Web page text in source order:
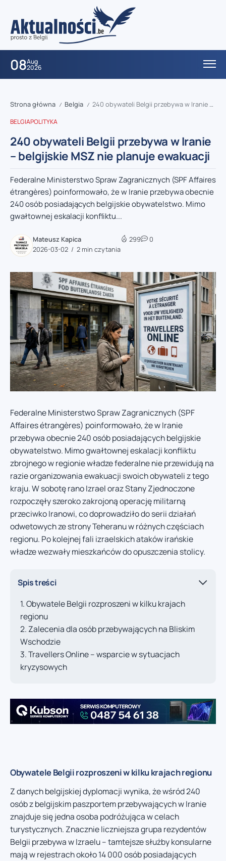
08Aug
2026
Strona główna / Belgia / 240 obywateli Belgii przebywa w Iranie – belgijskie MSZ nie planuje ewakuacji
BELGIAPOLITYKA
240 obywateli Belgii przebywa w Iranie
– belgijskie MSZ nie planuje ewakuacji
Federalne Ministerstwo Spraw Zagranicznych (SPF Affaires
étrangères) poinformowało, że w Iranie przebywa obecnie
240 osób posiadających belgijskie obywatelstwo. Mimo
gwałtownej eskalacji konfliktu...
Mateusz Kapica
2026-03-02
2 min czytania
299 0
Federalne Ministerstwo Spraw Zagranicznych (SPF
Affaires étrangères) poinformowało, że w Iranie
przebywa obecnie 240 osób posiadających belgijskie
obywatelstwo. Mimo gwałtownej eskalacji konfliktu
zbrojnego w regionie władze federalne nie przewidują na
razie organizowania ewakuacji swoich obywateli z tego
kraju. W sobotę rano Izrael oraz Stany Zjednoczone
rozpoczęły szeroko zakrojoną operację militarną
przeciwko Iranowi, co doprowadziło do serii działań
odwetowych ze strony Teheranu w różnych częściach
regionu. Po kolejnej fali izraelskich ataków irańskie
władze wezwały mieszkańców do opuszczenia stolicy.
Spis treści
Obywatele Belgii rozproszeni w kilku krajach
regionu
Zalecenia dla osób przebywających na Bliskim
Wschodzie
Travellers Online – wsparcie w sytuacjach
kryzysowych
Obywatele Belgii rozproszeni w kilku krajach regionu
Z danych belgijskiej dyplomacji wynika, że wśród 240
osób z belgijskim paszportem przebywających w Iranie
znajduje się jedna osoba podróżująca w celach
turystycznych. Znacznie liczniejsza grupa rezydentów
Belgii przebywa w Izraelu – tamtejsze służby konsularne
mają w rejestrach około 14 000 osób posiadających